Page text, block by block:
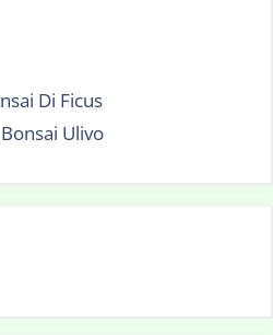
Di Ficus
Ulivo